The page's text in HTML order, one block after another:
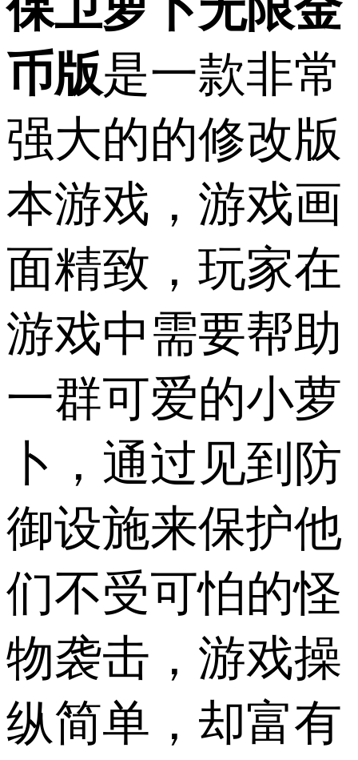
币版是一款非常
强大的的修改版
本游戏，游戏画
面精致，玩家在
游戏中需要帮助
一群可爱的小萝
卜，通过见到防
御设施来保护他
们不受可怕的怪
物袭击，游戏操
纵简单，却富有